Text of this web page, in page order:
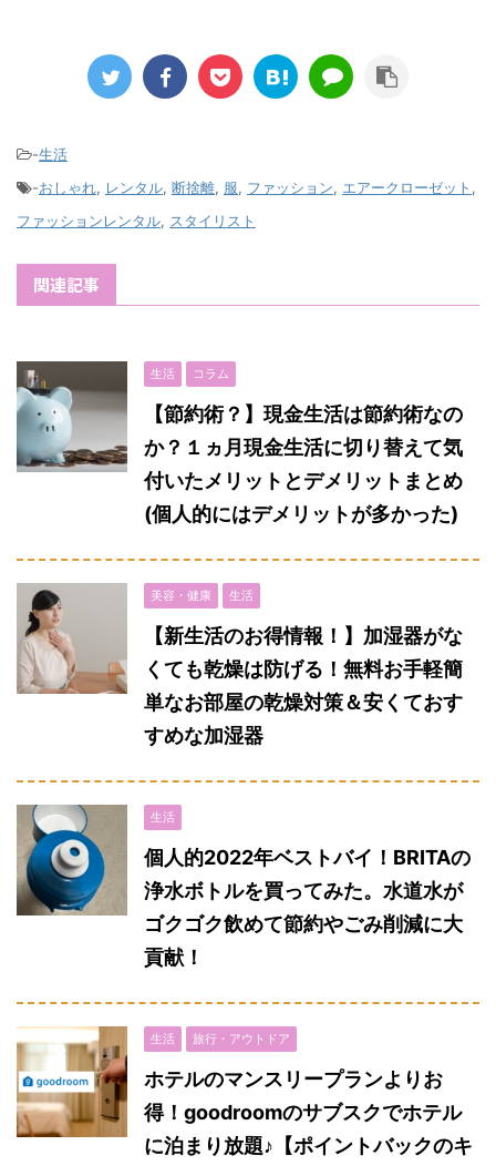
-生活
-おしゃれ, レンタル, 断捨離, 服, ファッション, エアークローゼット ,
ファッションレンタル, スタイリスト
関連記事
生活 コラム
【節約術？】現金生活は節約術なの
か？１ヵ月現金生活に切り替えて気
付いたメリットとデメリットまとめ
(個人的にはデメリットが多かった)
美容・健康 生活
【新生活のお得情報！】加湿器がな
くても乾燥は防げる！無料お手軽簡
単なお部屋の乾燥対策＆安くておす
すめな加湿器
生活
個人的2022年ベストバイ！BRITAの
浄水ボトルを買ってみた。水道水が
ゴクゴク飲めて節約やごみ削減に大
貢献！
生活 旅行・アウトドア
ホテルのマンスリープランよりお
得！goodroomのサブスクでホテル
に泊まり放題♪【ポイントバックのキ